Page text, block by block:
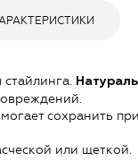
сохранить
или щеткой.